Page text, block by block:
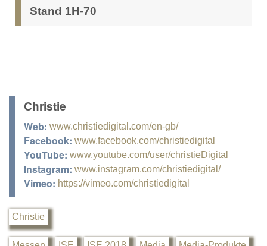
Stand 1H-70
Christie
Web: www.christiedigital.com/en-gb/
Facebook: www.facebook.com/christiedigital
YouTube: www.youtube.com/user/christieDigital
Instagram: www.instagram.com/christiedigital/
Vimeo: https://vimeo.com/christiedigital
Christie